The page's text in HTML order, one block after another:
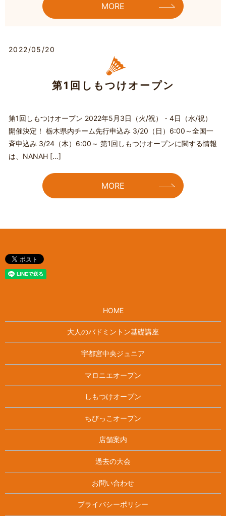
MORE
2022/05/20
第1回しもつけオープン
第1回しもつけオープン 2022年5月3日（火/祝）・4日（水/祝）
開催決定！ 栃木県内チーム先行申込み 3/20（日）6:00～全国一
斉申込み 3/24（木）6:00～ 第1回しもつけオープンに関する情報
は、NANAH […]
MORE
HOME
大人のバドミントン基礎講座
宇都宮中央ジュニア
マロニエオープン
しもつけオープン
ちびっこオープン
店舗案内
過去の大会
お問い合わせ
プライバシーポリシー